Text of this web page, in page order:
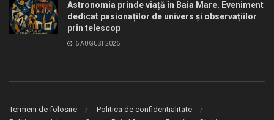
Astronomia prinde viață în Baia Mare. Eveniment
dedicat pasionaților de univers și observațiilor
prin telescop
6 AUGUST 2026
Termeni de folosire
Politica de confidentialitate